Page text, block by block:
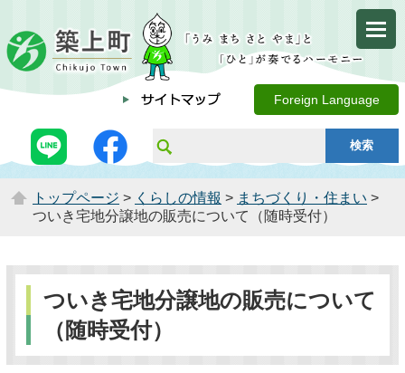
Foreign Language
トップページ > くらしの情報 > まちづくり・住まい >
ついき宅地分譲地の販売について（随時受付）
ついき宅地分譲地の販売について
（随時受付）